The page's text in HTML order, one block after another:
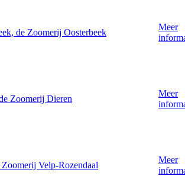
de Zoomerij Oosterbeek
Meer
Zoomerij Dieren
Meer
Velp-Rozendaal
Meer